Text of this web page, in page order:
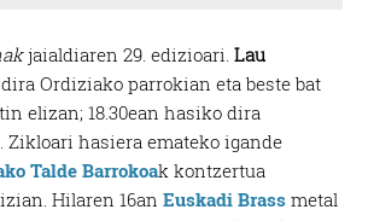
jaialdiaren 29. edizioari.Lau
Ordiziako parrokian eta beste bat
elizan; 18.30ean hasiko dira
Zikloari hasiera emateko igande
Talde Barrokoak kontzertua
Hilaren 16anEuskadi Brass metal